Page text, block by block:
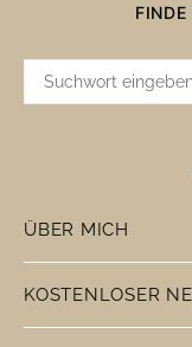
FINDE
SUCHE
ÜBER MICH
KOSTENLOSER